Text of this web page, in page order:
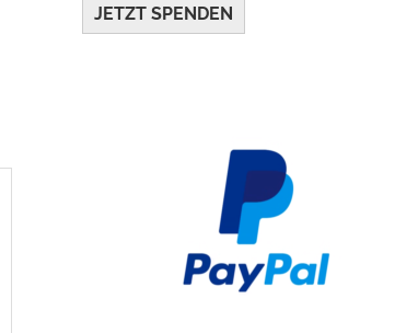
JETZT SPENDEN